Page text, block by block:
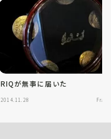
RIQが無事に届いた
2014.11.28